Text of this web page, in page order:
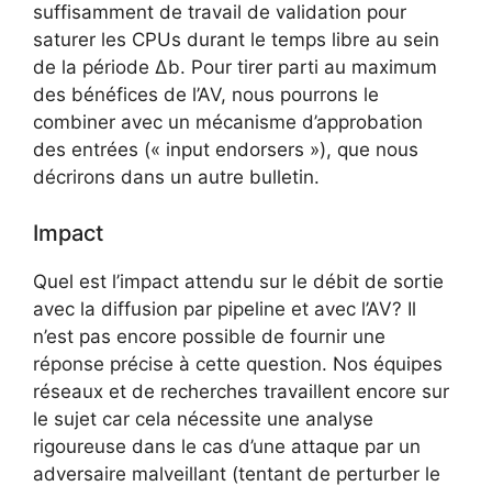
suffisamment de travail de validation pour
saturer les CPUs durant le temps libre au sein
de la période Δb. Pour tirer parti au maximum
des bénéfices de l’AV, nous pourrons le
combiner avec un mécanisme d’approbation
des entrées (« input endorsers »), que nous
décrirons dans un autre bulletin.
Impact
Quel est l’impact attendu sur le débit de sortie
avec la diffusion par pipeline et avec l’AV? Il
n’est pas encore possible de fournir une
réponse précise à cette question. Nos équipes
réseaux et de recherches travaillent encore sur
le sujet car cela nécessite une analyse
rigoureuse dans le cas d’une attaque par un
adversaire malveillant (tentant de perturber le